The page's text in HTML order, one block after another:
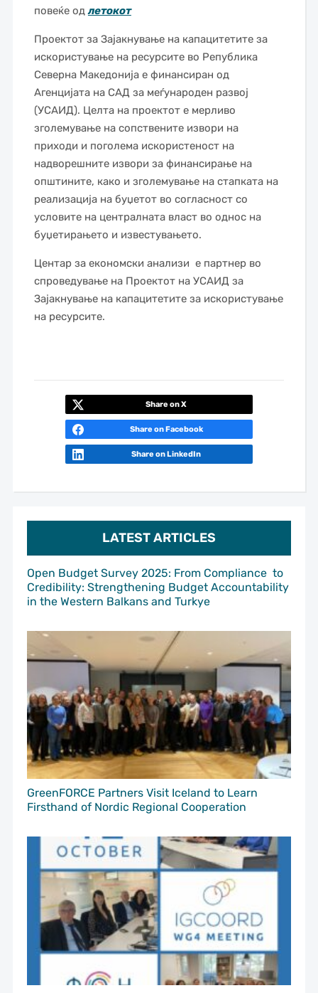
LATEST ARTICLES
Open Budget Survey 2025: From Compliance to
Credibility: Strengthening Budget Accountability
in the Western Balkans and Turkye
GreenFORCE Partners Visit Iceland to Learn
Firsthand of Nordic Regional Cooperation
повеќе одлетокот
Проектот за Зајакнување на капацитетите за
искористување на ресурсите во Република
Северна Македонија е финансиран од
Агенцијата на САД за меѓународен развој
(УСАИД). Целта на проектот е мерливо
зголемување на сопствените извори на
приходи и поголема искористеност на
надворешните извори за финансирање на
општините, како и зголемување на стапката на
реализација на буџетот во согласност со
условите на централната власт во однос на
буџетирањето и известувањето.
Центар за економски анализи е партнер во
спроведување на Проектот на УСАИД за
Зајакнување на капацитетите за искористување
на ресурсите.
Share on X
Share on Facebook
Share on LinkedIn